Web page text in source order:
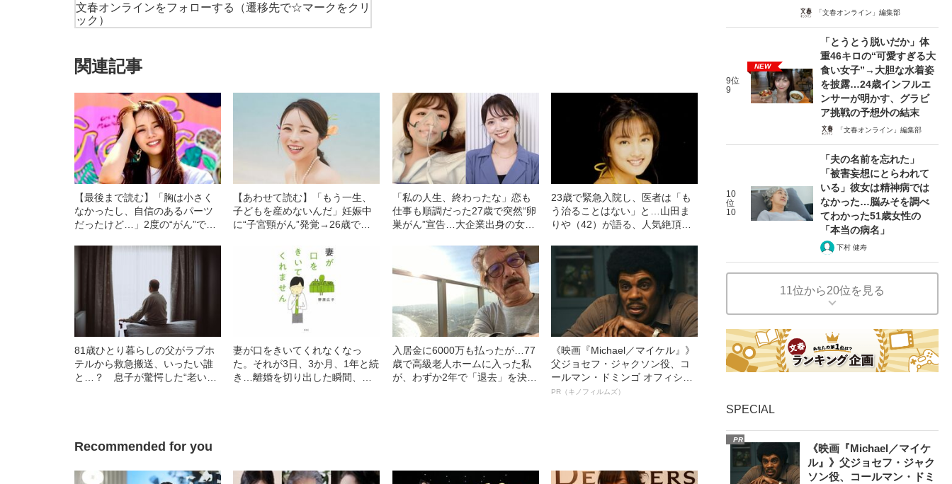
文春オンラインをフォローする
（遷移先で☆マークをクリ
ック）
関連記事
【最後まで読む】「胸は小さく
なかったし、自信のあるパーツ
だったけど…」2度の“がん”で子
YouTuber（32）が語る、病気に
なって変化した“容姿への価値観”
【あわせて読む】「もう一生、
子どもを産めないんだ」妊娠中
に“子宮頸がん”発覚→26歳で子
YouTuber（32）が語る、手術を
決意するまでの葛藤
「私の人生、終わったな」恋も
仕事も順調だった27歳で突然“卵
巣がん”宣告…大企業出身の女性
23歳で緊急入院し、医者は「も
う治ることはない」と…山田ま
りや（42）が語る、人気絶頂で
81歳ひとり暮らしの父がラブホ
テルから救急搬送、いったい誰
と…？ 息子が驚愕した“老いた
妻が口をきいてくれなくなっ
た。それが3日、3か月、1年と続
き…離婚を切り出した瞬間、妻
入居金に6000万も払ったが…77
歳で高級老人ホームに入った私
が、わずか2年で「退去」を決意
《映画『Michael／マイケル』》
父ジョセフ・ジャクソン役、コ
ールマン・ドミンゴ オフィシャ
ルインタビュー“観客を魅了した
PR（キノフィルムズ）
Recommended for you
「文春オンライン」編集部
9位
9
NEW
「とうとう脱いだか」体
重46キロの“可愛すぎる大
食い女子”→大胆な水着姿
を披露…24歳インフルエ
ンサーが明かす、グラビ
ア挑戦の予想外の結末
「文春オンライン」編集部
10
位
10
「夫の名前を忘れた」
「被害妄想にとらわれて
いる」彼女は精神病では
なかった…脳みそを調べ
てわかった51歳女性の
「本当の病名」
下村 健寿
11位から20位を見る
SPECIAL
PR
《映画『Michael／マイケ
ル』》父ジョセフ・ジャク
ソン役、コールマン・ドミ